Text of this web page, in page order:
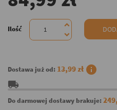
Ilość
Dostawa już od: 13,99 zł info
local_shipping
Do darmowej dostawy brakuje: